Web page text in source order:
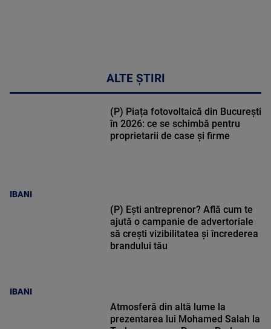
ALTE ȘTIRI
IBANI
(P) Piața fotovoltaică din București
în 2026: ce se schimbă pentru
proprietarii de case și firme
IBANI
(P) Ești antreprenor? Află cum te
ajută o campanie de advertoriale
să crești vizibilitatea și încrederea
brandului tău
Atmosferă din altă lume la
prezentarea lui Mohamed Salah la